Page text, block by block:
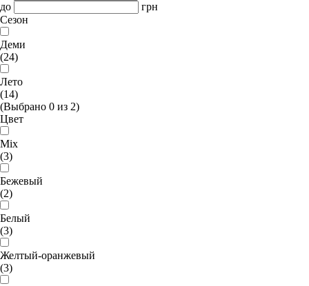
до
грн
Сезон
Деми
(24)
Лето
(14)
(Выбрано 0 из 2)
Цвет
Mix
(3)
Бежевый
(2)
Белый
(3)
Желтый-оранжевый
(3)